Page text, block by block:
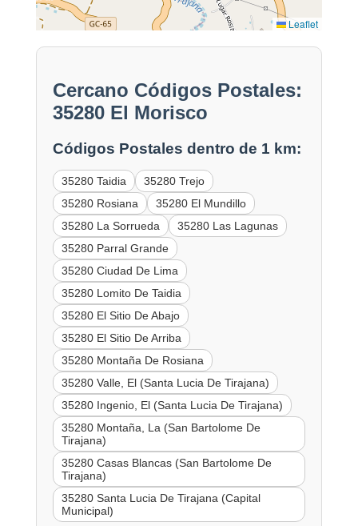
Leaflet
Cercano Códigos Postales:
35280 El Morisco
Códigos Postales dentro de 1 km:
35280 Taidia
35280 Trejo
35280 Rosiana
35280 El Mundillo
35280 La Sorrueda
35280 Las Lagunas
35280 Parral Grande
35280 Ciudad De Lima
35280 Lomito De Taidia
35280 El Sitio De Abajo
35280 El Sitio De Arriba
35280 Montaña De Rosiana
35280 Valle, El (Santa Lucia De Tirajana)
35280 Ingenio, El (Santa Lucia De Tirajana)
35280 Montaña, La (San Bartolome De
Tirajana)
35280 Casas Blancas (San Bartolome De
Tirajana)
35280 Santa Lucia De Tirajana (Capital
Municipal)